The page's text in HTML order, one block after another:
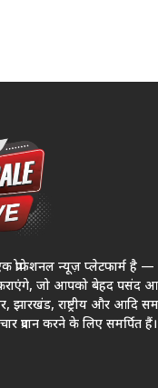
प्रोफेशनल न्यूज़ प्लेटफार्म है
जो आपको बेहद पसंद
झारखंड, राष्ट्रीय और आदि
प्रदान करने के लिए समर्पित हैं।